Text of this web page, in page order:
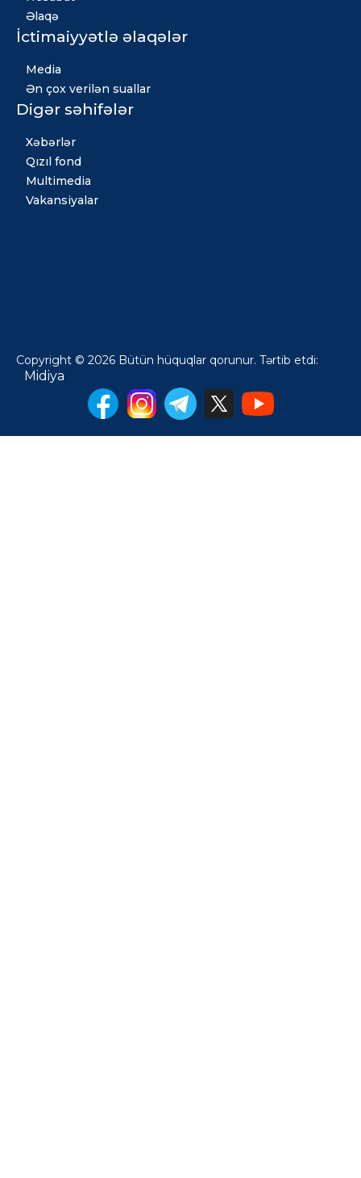
Əlaqə
İctimaiyyətlə əlaqələr
Media
Ən çox verilən suallar
Digər səhifələr
Xəbərlər
Qızıl fond
Multimedia
Vakansiyalar
Copyright © 2026 Bütün hüquqlar qorunur. Tərtib etdi:
Midiya